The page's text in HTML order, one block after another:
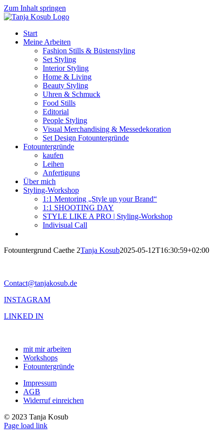
Zum Inhalt springen
Start
Meine Arbeiten
Fashion Stills & Büstenstyling
Set Styling
Interior Styling
Home & Living
Beauty Styling
Uhren & Schmuck
Food Stills
Editorial
People Styling
Visual Merchandising & Messedekoration
Set Design Fotountergründe
Fotountergründe
kaufen
Leihen
Anfertigung
Über mich
Styling-Workshop
1:1 Mentoring „Style up your Brand“
1:1 SHOOTING DAY
STYLE LIKE A PRO | Styling-Workshop
Indivisual Call
Fotountergrund Caethe 2Tanja Kosub2025-05-12T16:30:59+02:00
Contact@tanjakosub.de
INSTAGRAM
LINKED IN
mit mir arbeiten
Workshops
Fotountergründe
Impressum
AGB
Widerruf einreichen
© 2023 Tanja Kosub
Page load link